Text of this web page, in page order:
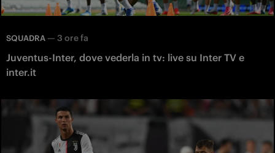
SQUADRA — 3 ore fa
Juventus-Inter, dove vederla in tv: live su Inter TV e
inter.it